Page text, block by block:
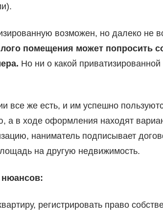
возможен, но далеко не
помещения может попросить
Но ни о какой приватизированной
все же есть, и им успешно
а в ходе оформления находят
наниматель подписывает
на другую недвижимость.
нюансов:
регистрировать право